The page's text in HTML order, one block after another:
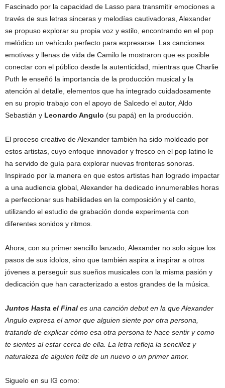
Fascinado por la capacidad de Lasso para transmitir emociones a
través de sus letras sinceras y melodías cautivadoras, Alexander
se propuso explorar su propia voz y estilo, encontrando en el pop
melódico un vehículo perfecto para expresarse. Las canciones
emotivas y llenas de vida de Camilo le mostraron que es posible
conectar con el público desde la autenticidad, mientras que Charlie
Puth le enseñó la importancia de la producción musical y la
atención al detalle, elementos que ha integrado cuidadosamente
en su propio trabajo con el apoyo de Salcedo el autor, Aldo
Sebastián y Leonardo Angulo (su papá) en la producción.
El proceso creativo de Alexander también ha sido moldeado por
estos artistas, cuyo enfoque innovador y fresco en el pop latino le
ha servido de guía para explorar nuevas fronteras sonoras.
Inspirado por la manera en que estos artistas han logrado impactar
a una audiencia global, Alexander ha dedicado innumerables horas
a perfeccionar sus habilidades en la composición y el canto,
utilizando el estudio de grabación donde experimenta con
diferentes sonidos y ritmos.
Ahora, con su primer sencillo lanzado, Alexander no solo sigue los
pasos de sus ídolos, sino que también aspira a inspirar a otros
jóvenes a perseguir sus sueños musicales con la misma pasión y
dedicación que han caracterizado a estos grandes de la música.
Juntos Hasta el Final es una canción debut en la que Alexander
Angulo expresa el amor que alguien siente por otra persona,
tratando de explicar cómo esa otra persona te hace sentir y como
te sientes al estar cerca de ella. La letra refleja la sencillez y
naturaleza de alguien feliz de un nuevo o un primer amor.
Siguelo en su IG como: